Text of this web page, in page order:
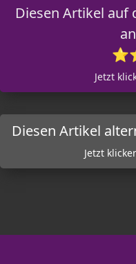
Diesen Artikel auf
Jetzt
Diesen Artikel
Jetzt